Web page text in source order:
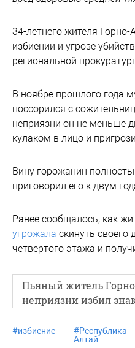
34-летнего жителя Горно-
избиении и угрозе
региональной
В ноябре прошлого года
поссорился с
неприязни он не меньше
кулаком в лицо и
Вину горожанин
приговорил его к двум
Ранее сообщалось, как
угрожала скинуть своего
четвертого этажа и
Пьяный житель
неприязни избил
#избиение #Республика
Алтай